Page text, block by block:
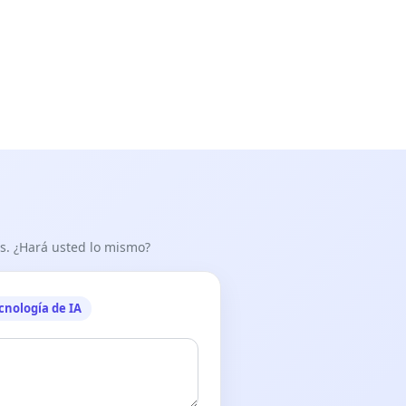
¿Hará usted lo mismo?
de IA